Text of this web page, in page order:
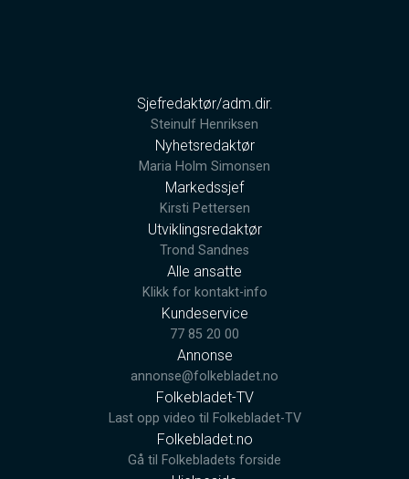
Sjefredaktør/adm.dir.
Steinulf Henriksen
Nyhetsredaktør
Maria Holm Simonsen
Markedssjef
Kirsti Pettersen
Utviklingsredaktør
Trond Sandnes
Alle ansatte
Klikk for kontakt-info
Kundeservice
77 85 20 00
Annonse
annonse@folkebladet.no
Folkebladet-TV
Last opp video til Folkebladet-TV
Folkebladet.no
Gå til Folkebladets forside